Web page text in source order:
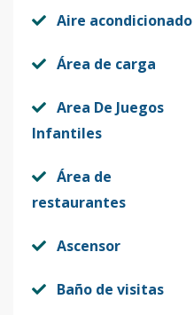
Aire acondicionado
Área de carga
Area De Juegos
Infantiles
Área de
restaurantes
Ascensor
Baño de visitas